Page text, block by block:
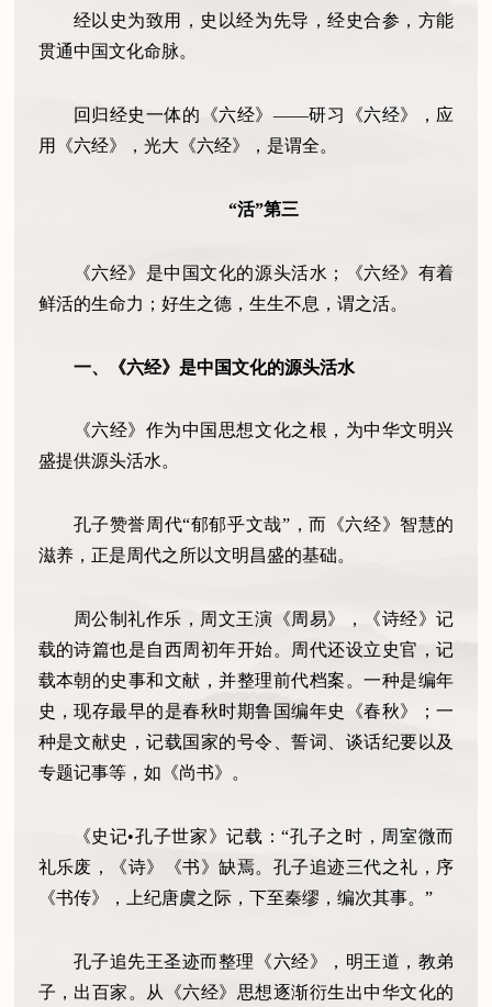
经以史为致用，史以经为先导，经史合参，方能
贯通中国文化命脉。
回归经史一体的《六经》——研习《六经》，应
用《六经》，光大《六经》，是谓全。
“活”第三
《六经》是中国文化的源头活水；《六经》有着
鲜活的生命力；好生之德，生生不息，谓之活。
一、《六经》是中国文化的源头活水
《六经》作为中国思想文化之根，为中华文明兴
盛提供源头活水。
孔子赞誉周代“郁郁乎文哉”，而《六经》智慧的
滋养，正是周代之所以文明昌盛的基础。
周公制礼作乐，周文王演《周易》，《诗经》记
载的诗篇也是自西周初年开始。周代还设立史官，记
载本朝的史事和文献，并整理前代档案。一种是编年
史，现存最早的是春秋时期鲁国编年史《春秋》；一
种是文献史，记载国家的号令、誓词、谈话纪要以及
专题记事等，如《尚书》。
《史记•孔子世家》记载：“孔子之时，周室微而
礼乐废，《诗》《书》缺焉。孔子追迹三代之礼，序
《书传》，上纪唐虞之际，下至秦缪，编次其事。”
孔子追先王圣迹而整理《六经》，明王道，教弟
子，出百家。从《六经》思想逐渐衍生出中华文化的